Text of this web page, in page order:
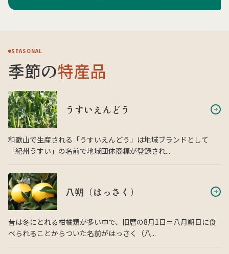
SEASONAL
季節の特産品
うすいえんどう
和歌山で生産される「うすいえんどう」は地域ブランドとして
「紀州うすい」の名前で地域団体商標が登録され...
八朔（はっさく）
昔は冬にとれる柑橘類が多い中で、旧暦の8月1日＝八月朔日に食
べられることからついた名前がはっさく（八...